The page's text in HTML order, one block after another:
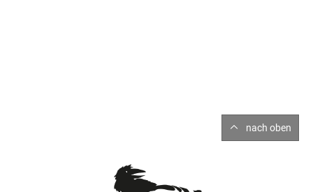
nach oben